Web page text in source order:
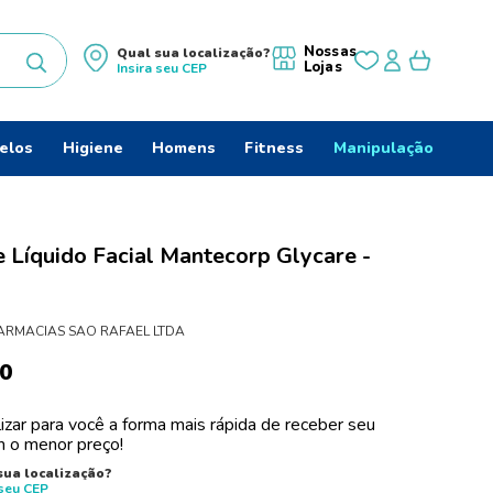
Qual sua localização?
Insira seu CEP
Nossas
Lojas
Higiene Homens Fitness Manipulação
Líquido Facial Mantecorp Glycare -
SAO RAFAEL LTDA
para você a forma mais rápida de receber seu
o menor preço!
localização?
CEP